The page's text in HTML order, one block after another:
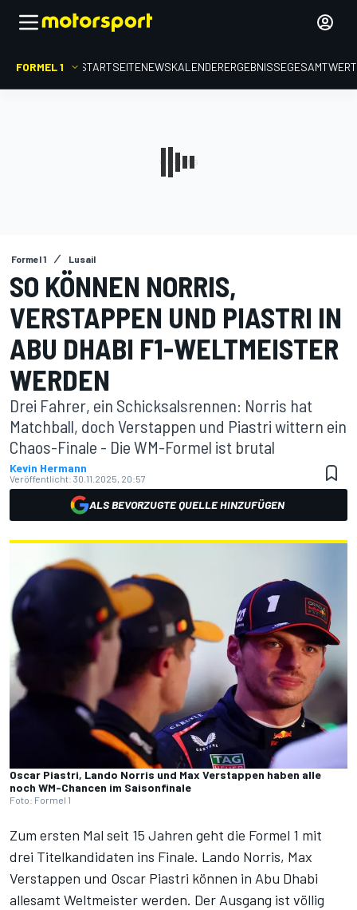
FORMEL 1 STARTSEITENEWSKALENDERERGEBNISSE
Formel 1 Lusail
SO KÖNNEN NORRIS,
VERSTAPPEN UND PIASTRI IN
ABU DHABI F1-WELTMEISTER
WERDEN
Drei Fahrer, ein Schicksalsrennen: Norris hat
Matchball, doch Verstappen und Piastri wittern ein
Chaos-Finale - Die WM-Formel ist brutal
Kevin Hermann
Veröffentlicht: 30.11.2025, 20:57
ALS BEVORZUGTE QUELLE HINZUFÜGEN
Oscar Piastri, Lando Norris und Max Verstappen haben alle
noch WM-Chancen im Saisonfinale
Foto: Formel 1
Zum ersten Mal seit 15 Jahren geht die Formel 1 mit
drei Titelkandidaten ins Finale. Lando Norris, Max
Verstappen und Oscar Piastri können in Abu Dhabi
allesamt Weltmeister werden. Der Ausgang ist völlig